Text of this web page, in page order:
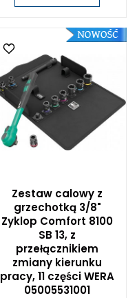
Zestaw calowy z
grzechotką 3/8"
Zyklop Comfort 8100
SB 13, z
przełącznikiem
zmiany kierunku
pracy, 11 części WERA
05005531001